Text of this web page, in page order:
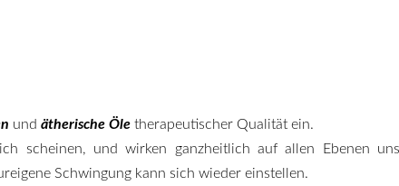
undätherische Öle therapeutischer Qualität ein.
scheinen, und wirken ganzheitlich auf allen Ebenen
Schwingung kann sich wieder einstellen.